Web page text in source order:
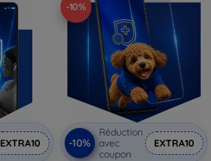
EXTRA10
-10%
-10%
Réduction
avec
coupon
EXTRA10